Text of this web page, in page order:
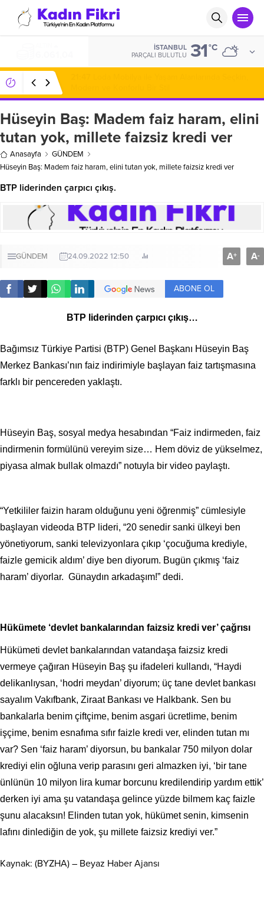
İSTANBUL
PARÇALI BULUTLU 31°C
Hüseyin Baş: Madem faiz haram, elini
tutan yok, millete faizsiz kredi ver
Anasayfa
GÜNDEM
Hüseyin Baş: Madem faiz haram, elini tutan yok, millete faizsiz kredi ver
BTP liderinden çarpıcı çıkış.
GÜNDEM 24.09.2022 12:50 A+ A-
ABONE OL
BTP liderinden çarpıcı çıkış…
Bağımsız Türkiye Partisi (BTP) Genel Başkanı Hüseyin Baş
Merkez Bankası’nın faiz indirimiyle başlayan faiz tartışmasına
farklı bir pencereden yaklaştı.
Hüseyin Baş, sosyal medya hesabından “Faiz indirmeden, faiz
indirmenin formülünü vereyim size… Hem döviz de yükselmez,
piyasa almak bullak olmazdı” notuyla bir video paylaştı.
“Yetkililer faizin haram olduğunu yeni öğrenmiş” cümlesiyle
başlayan videoda BTP lideri, “20 senedir sanki ülkeyi ben
yönetiyorum, sanki televizyonlara çıkıp ‘çocuğuma krediyle,
faizle gemicik aldım’ diye ben diyorum. Bugün çıkmış ‘faiz
haram’ diyorlar. Günaydın arkadaşım!” dedi.
Hükümete ‘devlet bankalarından faizsiz kredi ver’ çağrısı
Hükümeti devlet bankalarından vatandaşa faizsiz kredi
vermeye çağıran Hüseyin Baş şu ifadeleri kullandı, “Haydi
delikanlıysan, ‘hodri meydan’ diyorum; üç tane devlet bankası
sayalım Vakıfbank, Ziraat Bankası ve Halkbank. Sen bu
bankalarla benim çiftçime, benim asgari ücretlime, benim
işçime, benim esnafıma sıfır faizle kredi ver, elinden tutan mı
var? Sen ‘faiz haram’ diyorsun, bu bankalar 750 milyon dolar
krediyi elin oğluna verip parasını geri almazken iyi, ‘bir tane
ünlünün 10 milyon lira kumar borcunu kredilendirip yardım ettik’
derken iyi ama şu vatandaşa gelince yüzde bilmem kaç faizle
şunu alacaksın! Elinden tutan yok, hükümet senin, kimsenin
lafını dinlediğin de yok, şu millete faizsiz krediyi ver.”
Kaynak: (BYZHA) – Beyaz Haber Ajansı